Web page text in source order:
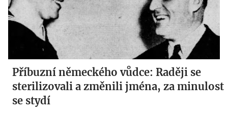
Příbuzní německého vůdce: Raději se
sterilizovali a změnili jména, za minulost
se stydí